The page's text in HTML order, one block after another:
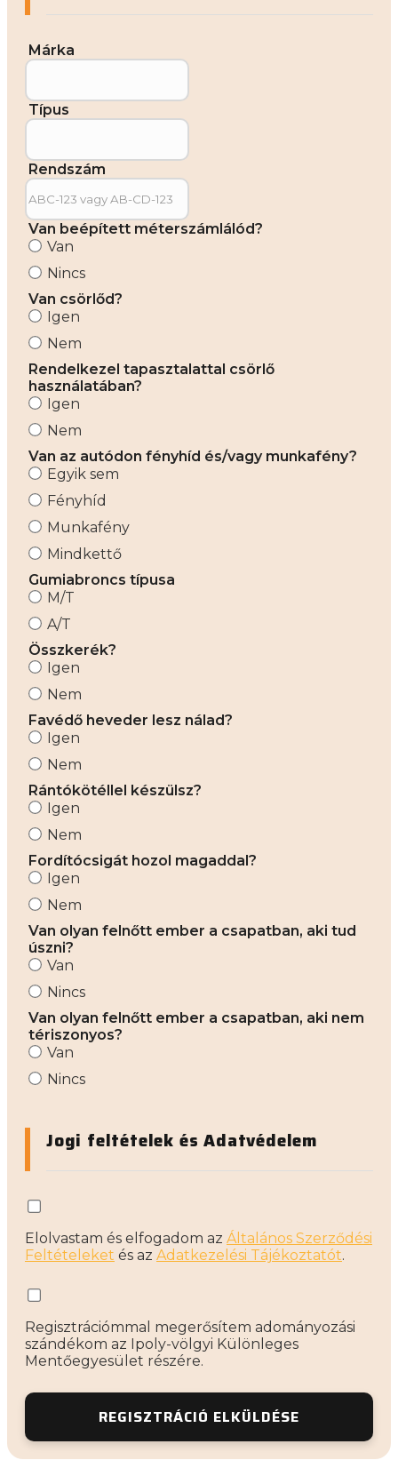
Márka
Típus
Rendszám
Van beépített méterszámlálód?
Van
Nincs
Van csörlőd?
Igen
Nem
Rendelkezel tapasztalattal csörlő
használatában?
Igen
Nem
Van az autódon fényhíd és/vagy munkafény?
Egyik sem
Fényhíd
Munkafény
Mindkettő
Gumiabroncs típusa
M/T
A/T
Összkerék?
Igen
Nem
Favédő heveder lesz nálad?
Igen
Nem
Rántókötéllel készülsz?
Igen
Nem
Fordítócsigát hozol magaddal?
Igen
Nem
Van olyan felnőtt ember a csapatban, aki tud
úszni?
Van
Nincs
Van olyan felnőtt ember a csapatban, aki nem
tériszonyos?
Van
Nincs
Jogi feltételek és Adatvédelem
Elolvastam és elfogadom az Általános Szerződési
Feltételeket és az Adatkezelési Tájékoztatót.
Regisztrációmmal megerősítem adományozási
szándékom az Ipoly-völgyi Különleges
Mentőegyesület részére.
REGISZTRÁCIÓ ELKÜLDÉSE